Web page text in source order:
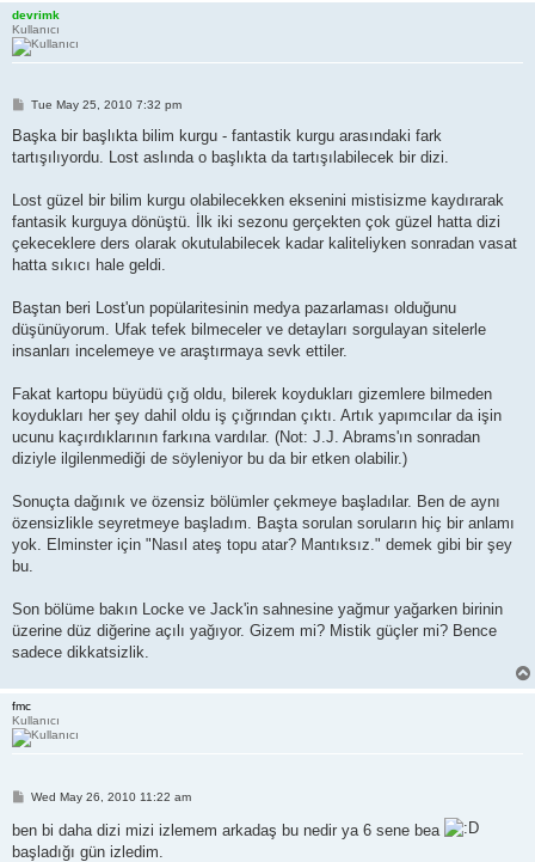
devrimk
Kullanıcı
P
s
Tue May 25, 2010 7:32 pm
Başka bir başlıkta bilim kurgu - fantastik kurgu arasındaki fark
tartışılıyordu. Lost aslında o başlıkta da tartışılabilecek bir dizi.
Lost güzel bir bilim kurgu olabilecekken eksenini mistisizme kaydırarak
fantasik kurguya dönüştü. İlk iki sezonu gerçekten çok güzel hatta dizi
çekeceklere ders olarak okutulabilecek kadar kaliteliyken sonradan vasat
hatta sıkıcı hale geldi.
Baştan beri Lost'un popülaritesinin medya pazarlaması olduğunu
düşünüyorum. Ufak tefek bilmeceler ve detayları sorgulayan sitelerle
insanları incelemeye ve araştırmaya sevk ettiler.
Fakat kartopu büyüdü çığ oldu, bilerek koydukları gizemlere bilmeden
koydukları her şey dahil oldu iş çığrından çıktı. Artık yapımcılar da işin
ucunu kaçırdıklarının farkına vardılar. (Not: J.J. Abrams'ın sonradan
diziyle ilgilenmediği de söyleniyor bu da bir etken olabilir.)
Sonuçta dağınık ve özensiz bölümler çekmeye başladılar. Ben de aynı
özensizlikle seyretmeye başladım. Başta sorulan soruların hiç bir anlamı
yok. Elminster için "Nasıl ateş topu atar? Mantıksız." demek gibi bir şey
bu.
Son bölüme bakın Locke ve Jack'in sahnesine yağmur yağarken birinin
üzerine düz diğerine açılı yağıyor. Gizem mi? Mistik güçler mi? Bence
sadece dikkatsizlik.
fmc
Kullanıcı
P
t
Wed May 26, 2010 11:22 am
ben bi daha dizi mizi izlemem arkadaş bu nedir ya 6 sene bea
başladığı gün izledim.